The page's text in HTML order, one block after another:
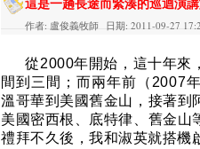
作者: 盧俊義牧師 日期: 2011-09-27
從2000年開始，這十年來
間到三間；而兩年前（ 2007
溫哥華到美國舊金山，接著到
美國密西根、底特律、舊金山
禮拜不久後，我和淑英就搭機